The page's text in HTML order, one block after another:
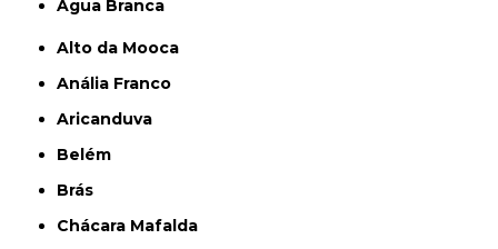
Água Branca
Alto da Mooca
Anália Franco
Aricanduva
Belém
Brás
Chácara Mafalda